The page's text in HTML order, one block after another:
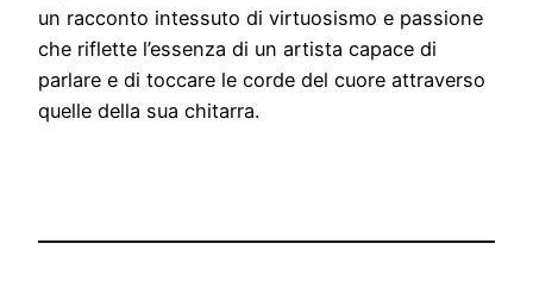
un racconto intessuto di virtuosismo e passione
che riflette l’essenza di un artista capace di
parlare e di toccare le corde del cuore attraverso
quelle della sua chitarra.